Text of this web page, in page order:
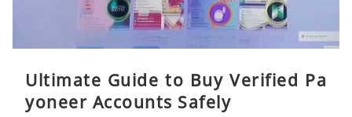
Ultimate Guide to Buy Verified Pa
yoneer Accounts Safely